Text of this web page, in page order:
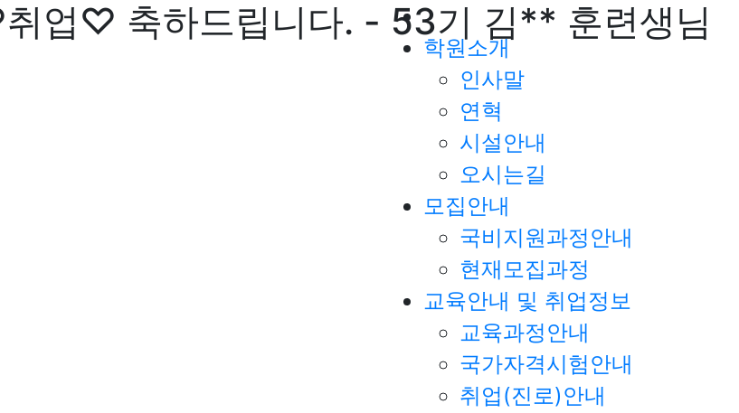
업♡ 축하드립니다. - 53기 김** 훈련생님
학원소개
인사말
연혁
시설안내
오시는길
모집안내
국비지원과정안내
현재모집과정
교육안내 및 취업정보
교육과정안내
국가자격시험안내
취업(진로)안내